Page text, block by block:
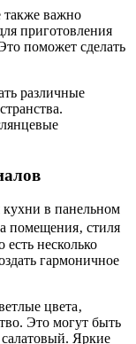
также важно
приготовления
поможет сделать
различные
в панельном
помещения‚ стиля
несколько
гармоничное
цвета‚
Это могут быть
салатовый. Яркие